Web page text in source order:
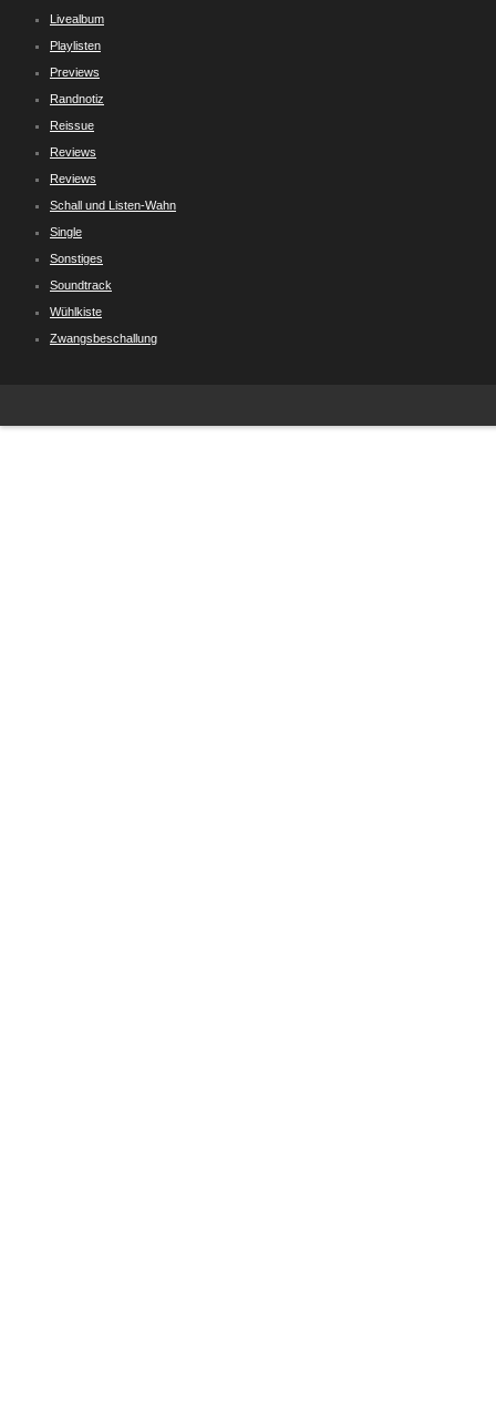
Livealbum
Playlisten
Previews
Randnotiz
Reissue
Reviews
Reviews
Schall und Listen-Wahn
Single
Sonstiges
Soundtrack
Wühlkiste
Zwangsbeschallung